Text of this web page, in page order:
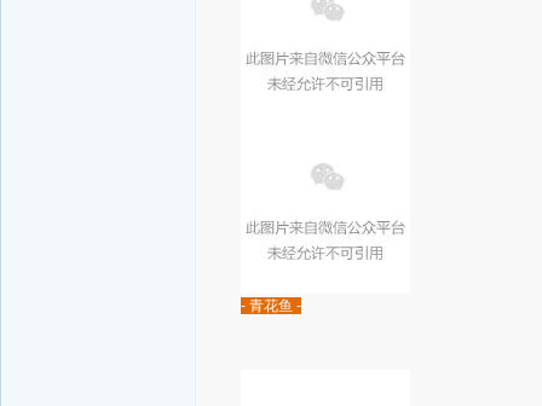
- 青花鱼 -